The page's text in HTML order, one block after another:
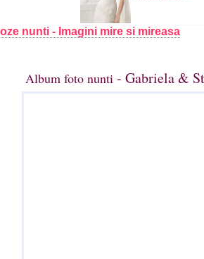
nunti - Imagini mire si mireasa
Album foto nunti - Gabriela &